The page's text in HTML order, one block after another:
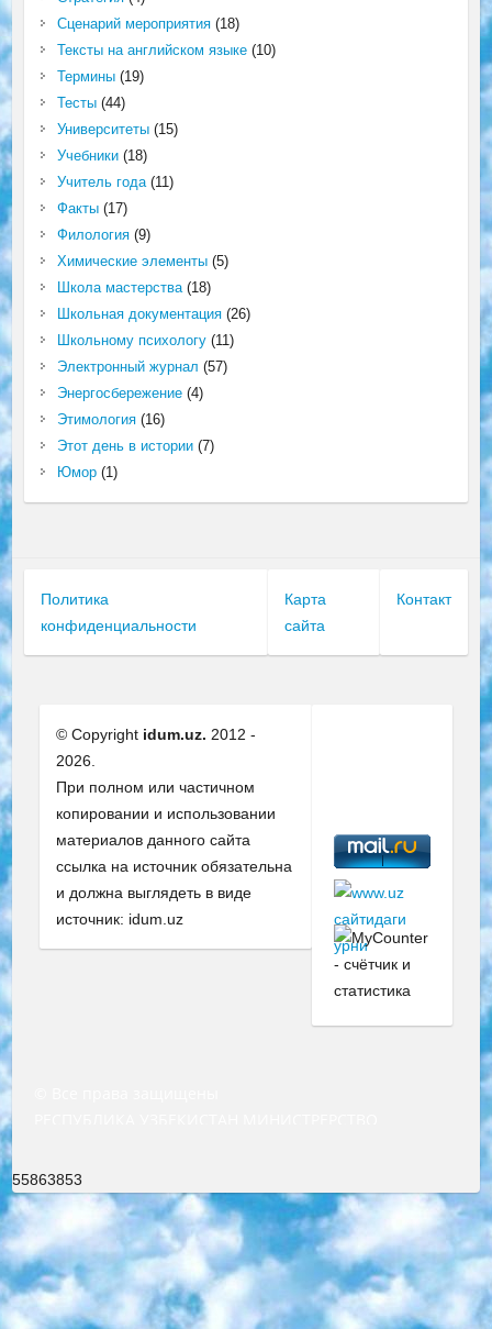
Сценарий мероприятия(18)
Тексты на английском языке(10)
Термины(19)
Тесты(44)
Университеты(15)
Учебники(18)
Учитель года(11)
Факты(17)
Филология(9)
Химические элементы(5)
Школа мастерства(18)
Школьная документация(26)
Школьному психологу(11)
Электронный журнал (57)
Энергосбережение(4)
Этимология(16)
Этот день в истории(7)
Юмор(1)
Политика
конфиденциальности
Карта
сайта
Контакт
© Copyright idum.uz. 2012 -
2026.
При полном или частичном
копировании и использовании
материалов данного сайта
ссылка на источник обязательна
и должна выглядеть в виде
источник: idum.uz
55863853